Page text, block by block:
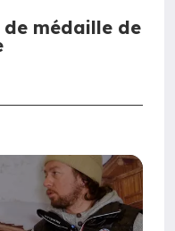
de médaille de